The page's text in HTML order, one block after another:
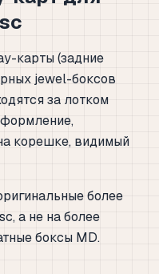
карты (задние
jewel-боксов
за лотком
корешке, видимый
более
а не на более
боксы MD.